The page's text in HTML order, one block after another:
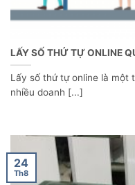
LẤY SỐ THỨ TỰ ONLINE
Lấy số thứ tự online là một
nhiều doanh [...]
24
Th8